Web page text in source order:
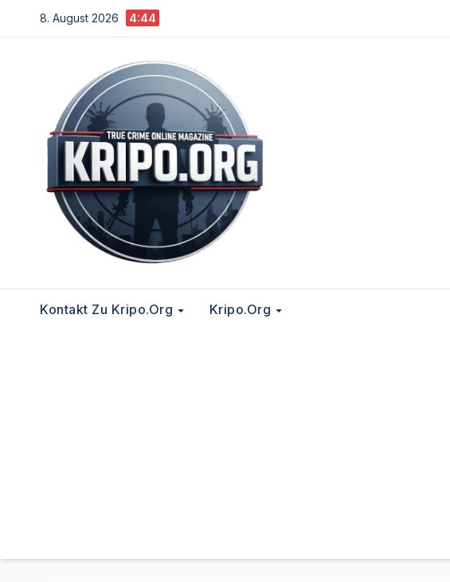
Inhalt
8. August 2026 4:44
Kontakt Zu Kripo.org Kripo.org